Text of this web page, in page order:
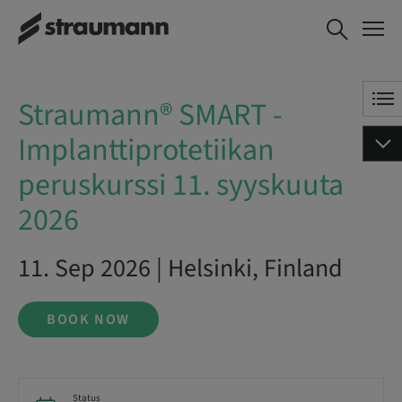
Straumann® SMART -
Implanttiprotetiikan
BOOK NOW
Straumann® SMART -
Implanttiprotetiikan
peruskurssi 11. syyskuuta
2026
11. Sep 2026 | Helsinki, Finland
BOOK NOW
Status